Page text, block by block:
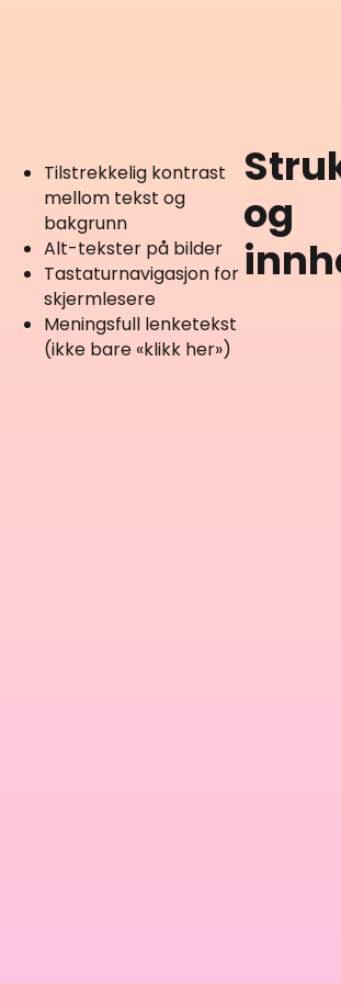
Tilstrekkelig kontrast
mellom tekst og
bakgrunn
Alt-tekster på bilder
Tastaturnavigasjon for
skjermlesere
Meningsfull lenketekst
(ikke bare «klikk her»)
og